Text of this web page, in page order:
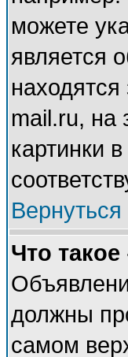
можете
является
mail.ru, на
картинки
Что
должны
самом